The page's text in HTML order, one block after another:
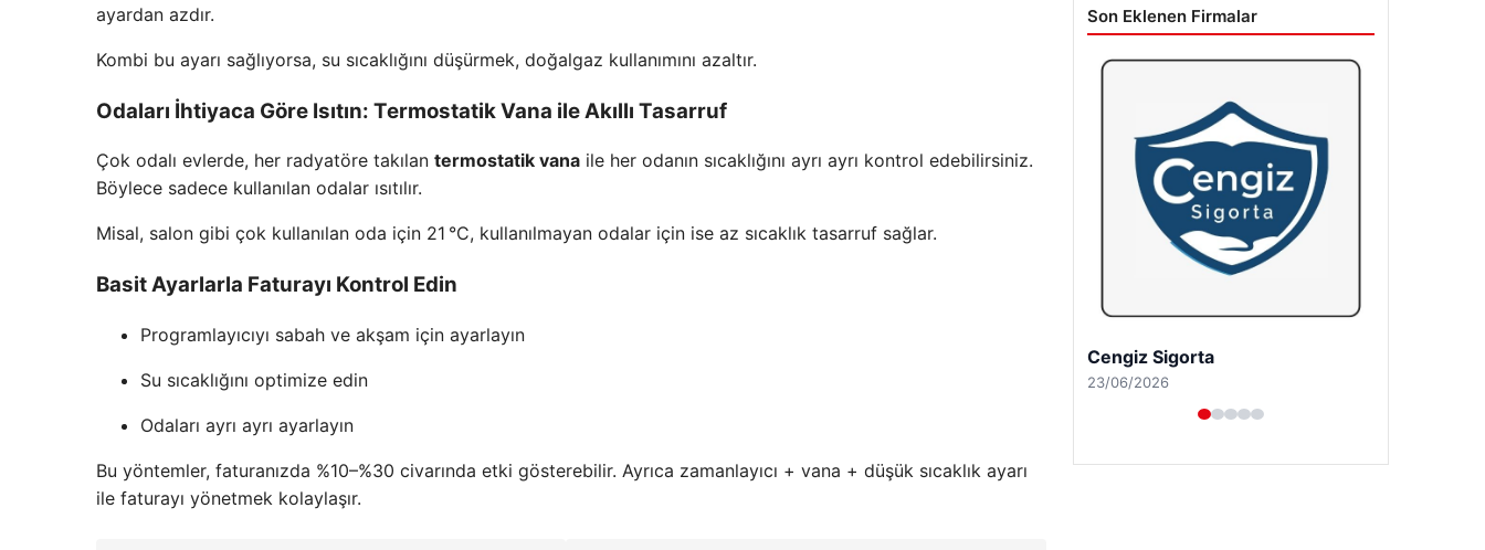
ayardan azdır.
Kombi bu ayarı sağlıyorsa, su sıcaklığını düşürmek, doğalgaz kullanımını azaltır.
Odaları İhtiyaca Göre Isıtın: Termostatik Vana ile Akıllı Tasarruf
Çok odalı evlerde, her radyatöre takılan termostatik vana ile her odanın sıcaklığını ayrı ayrı kontrol edebilirsiniz.
Böylece sadece kullanılan odalar ısıtılır.
Misal, salon gibi çok kullanılan oda için 21 °C, kullanılmayan odalar için ise az sıcaklık tasarruf sağlar.
Basit Ayarlarla Faturayı Kontrol Edin
Programlayıcıyı sabah ve akşam için ayarlayın
Su sıcaklığını optimize edin
Odaları ayrı ayrı ayarlayın
Bu yöntemler, faturanızda %10–%30 civarında etki gösterebilir. Ayrıca zamanlayıcı + vana + düşük sıcaklık ayarı
ile faturayı yönetmek kolaylaşır.
Son Eklenen Firmalar
Hastaş Beton
26/05/2026